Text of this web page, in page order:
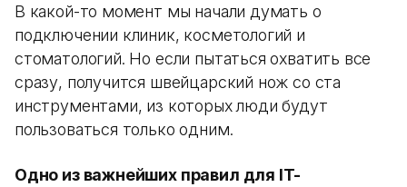
В какой-то момент мы начали думать о
подключении клиник, косметологий и
стоматологий. Но если пытаться охватить все
сразу, получится швейцарский нож со ста
инструментами, из которых люди будут
пользоваться только одним.
Одно из важнейших правил для IT-